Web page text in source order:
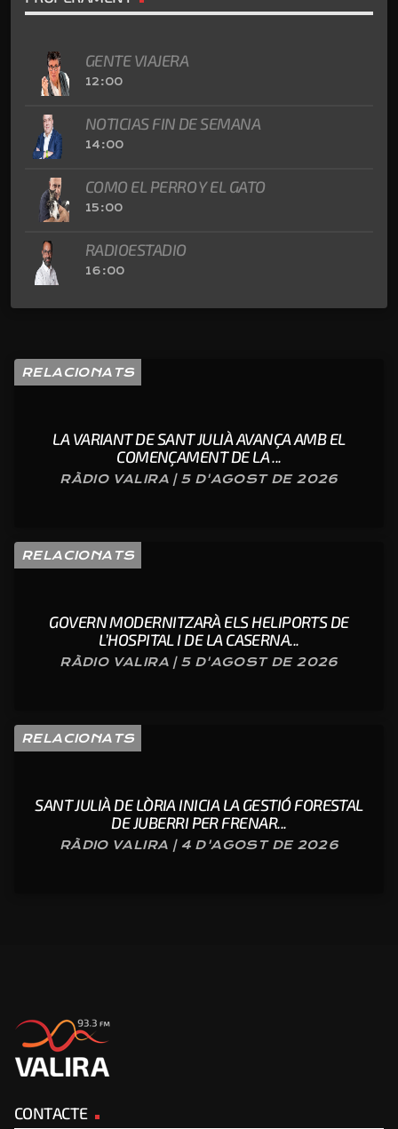
GENTE VIAJERA
12:00
NOTICIAS FIN DE SEMANA
14:00
COMO EL PERRO Y EL GATO
15:00
RADIOESTADIO
16:00
RELACIONATS
LA VARIANT DE SANT JULIÀ AVANÇA AMB EL
COMENÇAMENT DE LA ...
RÀDIO VALIRA | 5 D'AGOST DE 2026
RELACIONATS
GOVERN MODERNITZARÀ ELS HELIPORTS DE
L’HOSPITAL I DE LA CASERNA...
RÀDIO VALIRA | 5 D'AGOST DE 2026
RELACIONATS
SANT JULIÀ DE LÒRIA INICIA LA GESTIÓ FORESTAL
DE JUBERRI PER FRENAR...
RÀDIO VALIRA | 4 D'AGOST DE 2026
CONTACTE